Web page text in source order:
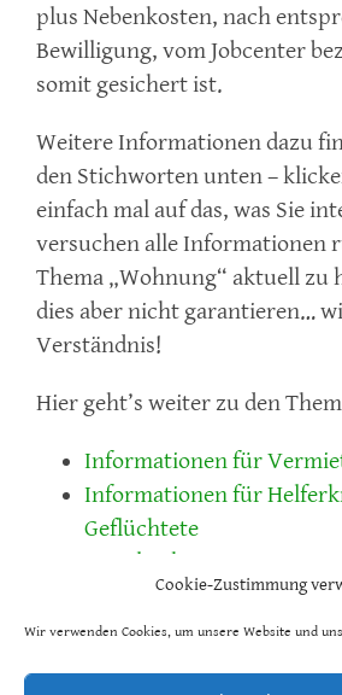
Cookie-Zustimmung
Wir verwenden Cookies, um unsere Website und
plus Nebenkosten, nach
Bewilligung, vom Jobcenter
somit gesichert ist.
Weitere Informationen dazu
den Stichworten unten –
einfach mal auf das, was Sie
versuchen alle Informationen
Thema „Wohnung“ aktuell zu
dies aber nicht garantieren…
Verständnis!
Hier geht’s weiter zu den
Informationen für
Informationen für
Geflüchtete
Sozialwohnung
Umzug – Formularsatz